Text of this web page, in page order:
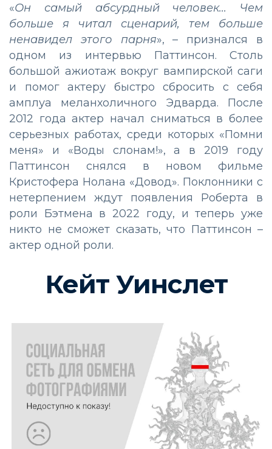
«Он самый абсурдный человек... Чем
больше я читал сценарий, тем больше
ненавидел этого парня», – признался в
одном из интервью Паттинсон. Столь
большой ажиотаж вокруг вампирской саги
и помог актеру быстро сбросить с себя
амплуа меланхоличного Эдварда. После
2012 года актер начал сниматься в более
серьезных работах, среди которых «Помни
меня» и «Воды слонам!», а в 2019 году
Паттинсон снялся в новом фильме
Кристофера Нолана «Довод». Поклонники с
нетерпением ждут появления Роберта в
роли Бэтмена в 2022 году, и теперь уже
никто не сможет сказать, что Паттинсон –
актер одной роли.
Кейт Уинслет